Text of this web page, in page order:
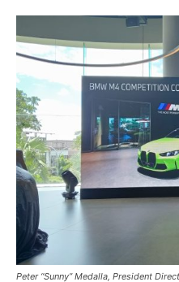
Peter “Sunny” Medalla, President